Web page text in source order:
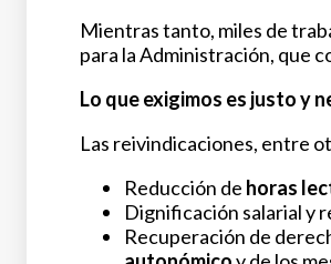
Mientras tanto, miles de
para la Administración, que
Lo que exigimos es justo y
Las reivindicaciones, entre
Reducción de horas
Dignificación salarial y
Recuperación de